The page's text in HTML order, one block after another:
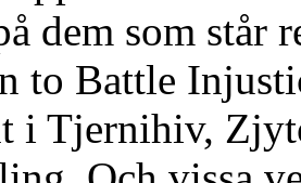
dem som står
to Battle
i Tjernihiv,